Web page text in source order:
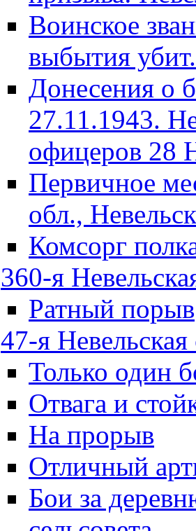
Воинское
выбытия убит.
Донесения о
27.11.1943.
офицеров 28
Первичное
обл.,
Комсорг
360-я
Ратный порыв
47-я Невельская
Только один
Отвага и
На прорыв
Отличный
Бои за